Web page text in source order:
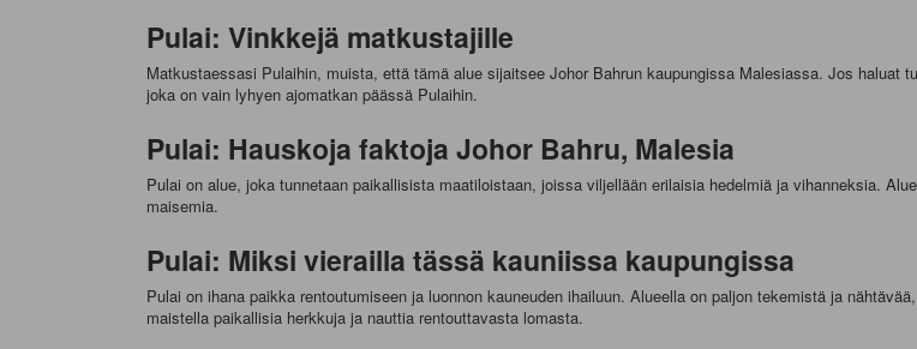
Pulai: Vinkkejä matkustajille
Matkustaessasi Pulaihin, muista, että tämä alue sijaitsee Johor Bahrun kaupungissa Malesiassa. Jos haluat
joka on vain lyhyen ajomatkan päässä Pulaihin.
Pulai: Hauskoja faktoja Johor Bahru, Malesia
Pulai on alue, joka tunnetaan paikallisista maatiloistaan, joissa viljellään erilaisia hedelmiä ja vihanneksia.
maisemia.
Pulai: Miksi vierailla tässä kauniissa kaupungissa
Pulai on ihana paikka rentoutumiseen ja luonnon kauneuden ihailuun. Alueella on paljon tekemistä ja
maistella paikallisia herkkuja ja nauttia rentouttavasta lomasta.